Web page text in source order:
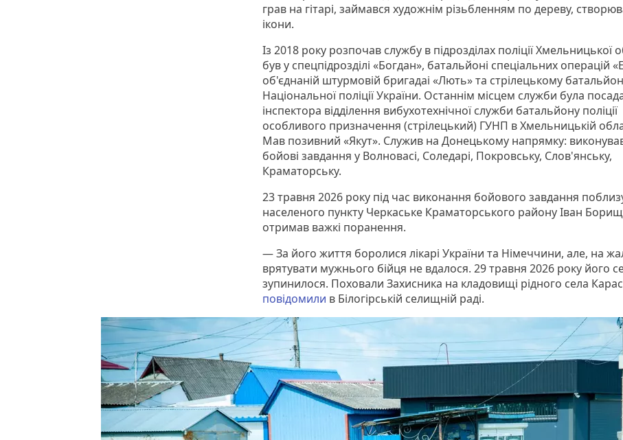
грав на гітарі, займався художнім різьбленням по дереву,
ікони.
Із 2018 року розпочав службу в підрозділах поліції Хмельницької
був у спецпідрозділі «Богдан», батальйоні спеціальних операцій
об'єднаній штурмовій бригадаі «Лють» та стрілецькому
Національної поліції України. Останнім місцем служби була
інспектора відділення вибухотехнічної служби батальйону поліції
особливого призначення (стрілецький) ГУНП в Хмельницькій
Мав позивний «Якут». Служив на Донецькому напрямку:
бойові завдання у Волновасі, Соледарі, Покровську, Слов'янську,
Краматорську.
23 травня 2026 року під час виконання бойового завдання
населеного пункту Черкаське Краматорського району Іван
отримав важкі поранення.
— За його життя боролися лікарі України та Німеччини, але, на
врятувати мужнього бійця не вдалося. 29 травня 2026 року його
зупинилося. Поховали Захисника на кладовищі рідного села
повідомили в Білогірській селищній раді.